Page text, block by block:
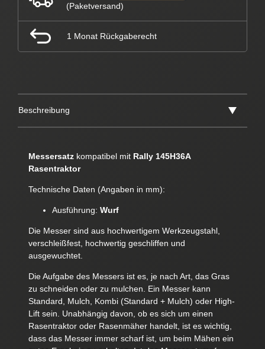
(Paketversand)
1 Monat Rückgaberecht
Beschreibung
Messersatzkompatibel mit Rally 145H36A
Rasentraktor
Technische Daten (Angaben in mm):
Ausführung: Wurf
Die Messer sind aus hochwertigem Werkzeugstahl,
verschleißfest, hochwertig geschliffen und
ausgewuchtet.
Die Aufgabe des Messers ist es, je nach Art, das Gras
zu schneiden oder zu mulchen. Ein Messer kann
Standard, Mulch, Kombi (Standard + Mulch) oder High-
Lift sein. Unabhängig davon, ob es sich um einen
Rasentraktor oder Rasenmäher handelt, ist es wichtig,
dass das Messer immer scharf ist, um beim Mähen ein